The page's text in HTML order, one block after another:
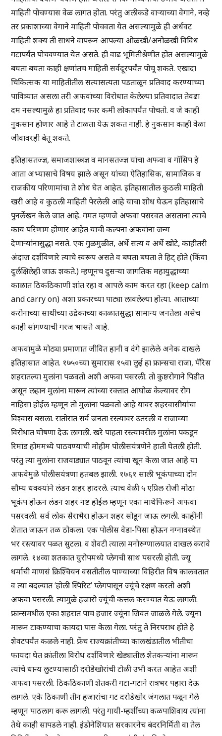
माहिती पोचण्यास वेळ लागत होता. परंतु अलीकडे वाऱ्याच्या वेगाने, नव्हे
तर प्रकाशाच्या वेगाने माहिती पोचवता येत असल्यामुळे ही अर्धवट
माहिती शक्य ती साधने वापरून आपल्या ओळखी/अनोळखी विविध
गटापर्यंत पोचवण्यात येत असते. ही वाढ भूमितीश्रेणीत होत असल्यामुळे
बघता बघता काही क्षणांतच माहिती सर्वदूरपर्यंत पोचू शकते. एखादा
चिकित्सक या माहितीतील सत्यासत्यता पडताळून प्रतिवाद करण्याच्या
पावित्र्यात असला तरी अफवांच्या विरोधात केलेल्या प्रतिवादात तेवढा
दम नसल्यामुळे हा प्रतिवाद फार कमी लोकापर्यंत पोचतो. व जे काही
नुकसान होणार आहे ते टाळता येऊ शकत नाही. हे नुकसान काही वेळा
जीवावरही बेतू शकते.
इतिहासतज्ज्ञ, समाजशास्त्रज्ञ व मानसतज्ज्ञ यांचा अफवा व गॉसिप हे
आता अभ्यासाचे विषय झाले असून यांच्या ऐतिहासिक, सामाजिक व
राजकीय परिणामांचा ते शोध घेत आहेत. इतिहासातील कुठली माहिती
खरी आहे व कुठली माहिती पेरलेली आहे याचा शोध घेऊन इतिहासाचे
पुनर्लेखन केले जात आहे. गंमत म्हणजे अफवा पसरवत असताना त्याचे
काय परिणाम होणार आहेत याची कल्पना अफवांना जन्म
देणाऱ्यांनासुद्धा नसते. एक गुळमुळीत, अर्धे सत्य व अर्धे खोटे, काहीतरी
अंदाज दर्शविणारे त्याचे स्वरूप असते व बघता बघता ते हिट् होते (किंवा
दुर्लक्षिलेही जाऊ शकते.) म्हणूनच दुसऱ्या जागतिक महायुद्धाच्या
काळात ठिकठिकाणी शांत रहा व आपले काम करत रहा (keep calm
and carry on) अशा प्रकारच्या पाट्या लावलेल्या होत्या. आताच्या
करोनाच्या साथीच्या उद्रेकाच्या काळातसुद्धा सामान्य जनतेला असेच
काही सांगण्याची गरज भासते आहे.
अफवांमुळे मोठ्या प्रमाणात जीवित हानी व दंगे झालेले अनेक दाखले
इतिहासात आहेत. १७५०च्या सुमारास १५वा लुई हा फ्रान्सचा राजा, पॅरिस
शहरातल्या मुलांना पळवतो अशी अफवा पसरली. तो कुष्ठरोगाने पिडीत
असून लहान मुलांना मारून त्यांच्या रक्तात आंघोळ केल्यावर रोग
नाहिसा होईल म्हणून तो मुलांना पळवतो आहे यावर शहरवासीयांचा
विश्वास बसला. रातोरात सर्व जनता रस्त्यावर उतरली व राजाच्या
विरोधात घोषणा देऊ लागली. खरे पाहता रस्त्यावरील मुलांना पकडून
रिमांड होममध्ये पाठवण्याची मोहीम पोलीसयंत्रणेने हाती घेतली होती.
परंतु त्या मुलांना राजवाड्यात पाठवून त्यांचा खून केला जात आहे या
अफवेमुळे पोलीसयंत्रणा हतबल झाली. १७६१ साली भूकंपाच्या दोन
सौम्य धक्क्यांने लंडन शहर हादरले. त्याच वेळी ५ एप्रिल रोजी मोठा
भूकंप होऊन लंडन शहर नष्ट होईल म्हणून एका माथेफिरूने अफवा
पसरवली. सर्व लोक सैराभैरा होऊन शहर सोडून जाऊ लगली. काहींनी
शेतात जाऊन तळ ठोकला. एक पोलीस वेडा-पिसा होऊन नग्नावस्थेत
भर रस्त्यावर पळत सुटला. व शेवटी त्याला मनोरुग्णालयात दाखल करावे
लागले. १४व्या शतकात युरोपमध्ये प्लेगची साथ पसरली होती. ज्यू
धर्माची माणसं क्रिश्चियन वसतीतील पाण्याच्या विहिरीत विष कालवतात
व त्या बदल्यात ‘होली स्पिरिट’ प्लेगपासून ज्यूंचे रक्षण करतो अशी
अफवा पसरली. त्यामुळे हजारो ज्यूंची कत्तल करण्यात येऊ लागली.
फ्रान्समधील एका शहरात पाच हजार ज्यूंना जिवंत जाळले गेले. ज्यूंना
मारून टाकण्याचा कायदा पास केला गेला. परंतु ते निरपराध होते हे
शेवटपर्यंत कळले नाही. फ्रेंच राज्यक्रांतीच्या कालखंडातील भीतीचा
फायदा घेत क्रांतीला विरोध दर्शविणारे खेड्यातील शेतकऱ्यांना मारून
त्यांचे धान्य लुटण्यासाठी दरोडेखोरांची टोळी उभी करत आहेत अशी
अफवा पसरली. ठिकठिकाणी शेतकरी गटा-गटाने रात्रभर पहारा देऊ
लागले. एके ठिकाणी तीन हजारांचा गट दरोडेखोर जंगलात पळून गेले
म्हणून पाठलाग करू लागली. परंतु गायी-म्हशींच्या कळपाशिवाय त्यांना
तेथे काही सापडले नाही. इंडोनेशियात सरकारनेच बंदरनिर्मिती वा तेल